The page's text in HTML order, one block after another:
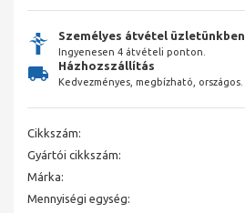
Személyes átvétel üzletünkben
Ingyenesen 4 átvételi ponton.
Házhozszállítás
Kedvezményes, megbízható, országos.
Cikkszám:
Gyártói cikkszám:
Márka:
Mennyiségi egység: